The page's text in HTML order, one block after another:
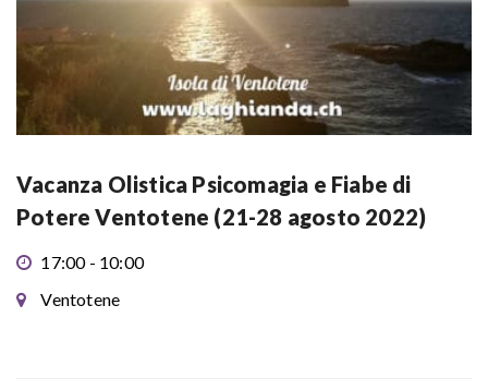
Vacanza Olistica Psicomagia e Fiabe di
Potere Ventotene (21-28 agosto 2022)
17:00 - 10:00
Ventotene